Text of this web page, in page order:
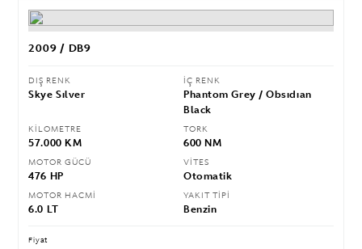
2009 / DB9
DIŞ RENK
Skye Sılver
İÇ RENK
Phantom Grey / Obsıdıan
Black
KİLOMETRE
57.000 KM
TORK
600 NM
MOTOR GÜCÜ
476 HP
VİTES
Otomatik
MOTOR HACMİ
6.0 LT
YAKIT TİPİ
Benzin
Fiyat